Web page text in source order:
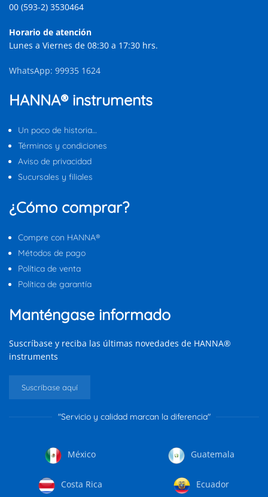
00 (593-2) 3530464
Horario de atención
Lunes a Viernes de 08:30 a 17:30 hrs.
WhatsApp: 99935 1624
HANNA® instruments
Un poco de historia…
Términos y condiciones
Aviso de privacidad
Sucursales y filiales
¿Cómo comprar?
Compre con HANNA®
Métodos de pago
Política de venta
Política de garantía
Manténgase informado
Suscríbase y reciba las últimas novedades de HANNA®
instruments
Suscríbase aquí
"Servicio y calidad marcan la diferencia"
México Guatemala
Costa Rica Ecuador